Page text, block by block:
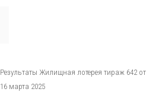
Результаты Жилищная лотерея тираж 642 от
16 марта 2025